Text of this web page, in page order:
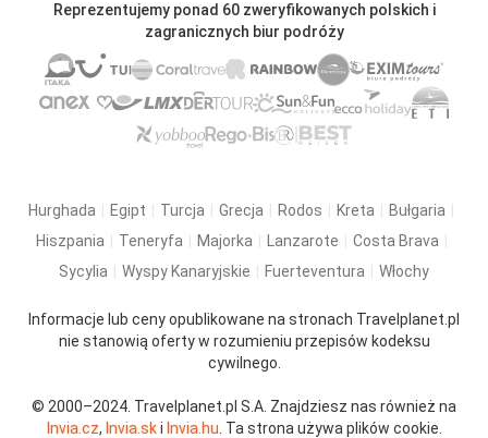
Reprezentujemy ponad 60 zweryfikowanych polskich i
zagranicznych biur podróży
Hurghada Egipt Turcja Grecja Rodos Kreta
Bułgaria
Hiszpania
Teneryfa Majorka Lanzarote
Costa Brava
Sycylia
Wyspy Kanaryjskie Fuerteventura Włochy
Informacje lub ceny opublikowane na stronach Travelplanet.pl
nie stanowią oferty w rozumieniu przepisów kodeksu
cywilnego.
© 2000–2024. Travelplanet.pl S.A. Znajdziesz nas również na
Invia.cz, Invia.ski Invia.hu . Ta strona używa plików cookie.